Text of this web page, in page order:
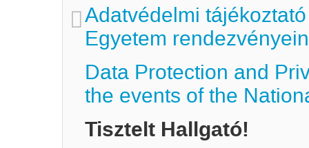
Adatvédelmi
Egyetem
Data Protection and
the events of the
Tisztelt Hallgató!